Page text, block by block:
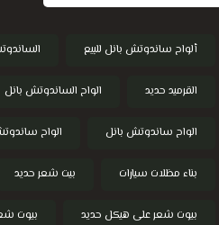
ألواح ساندوتش بانل للبيع
القرميد حديد الواح الساندوتش بانل
الواح ساندوتش بانل الواح
بناء مظلات سيارات بيت شعر حديد
بيوت شعر على هيكل حديد بيوت